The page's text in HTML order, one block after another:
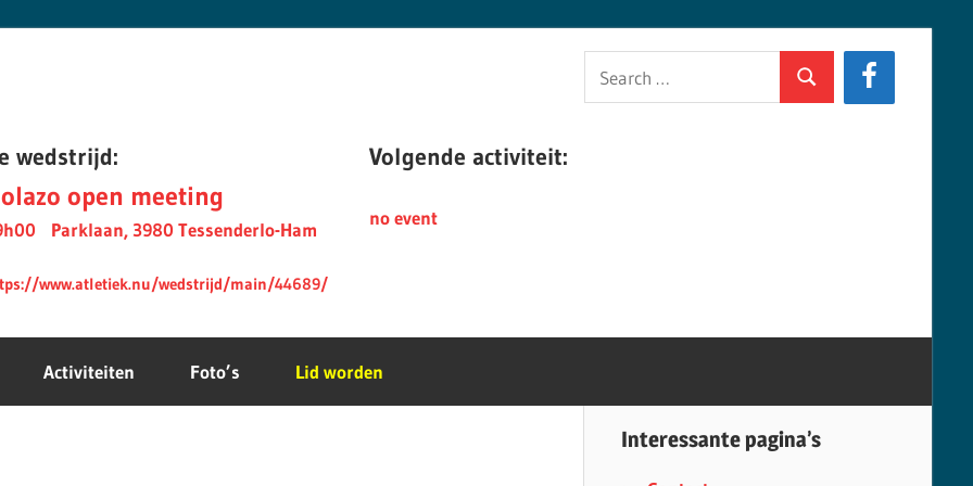
for:
Search
wedstrijd:
open meeting
Parklaan, 3980 Tessenderlo-Ham
www.atletiek.nu/wedstrijd/main/44689/
Volgende activiteit:
no event
Activiteiten Foto’s Lid worden
Interessante pagina’s